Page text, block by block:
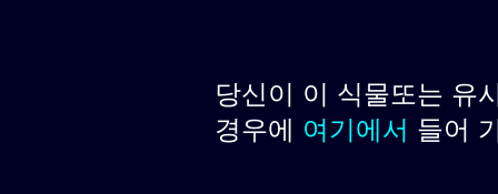
당신이 이 식물또는 유
경우에 여기에서 들어